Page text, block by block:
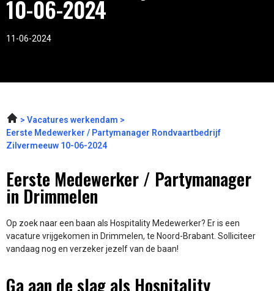
10-06-2024
11-06-2024
Vacatures werkendam
Eerste Medewerker / Partymanager Rondvaartbedrijf
Zilvermeeuw 10-06-2024
Eerste Medewerker / Partymanager
in Drimmelen
Op zoek naar een baan als Hospitality Medewerker? Er is een
vacature vrijgekomen in Drimmelen, te Noord-Brabant. Solliciteer
vandaag nog en verzeker jezelf van de baan!
Ga aan de slag als Hospitality